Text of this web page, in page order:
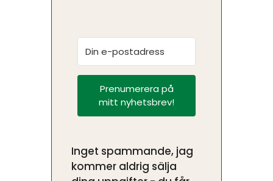
Prenumerera på
mitt nyhetsbrev!
Inget spammande, jag
kommer aldrig sälja